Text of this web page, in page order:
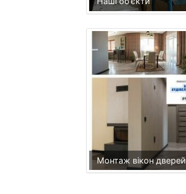
Монтаж вікон дверей